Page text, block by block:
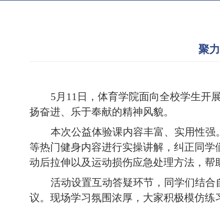
聚
5月11日 ，体育学院面向全校学生开
扬奋进、乐于奉献的精神风貌。
本次公益体验课内容丰富、实用性
等热门健身内容进行实操讲解，纠正同
动后拉伸以及运动损伤应急处理方法，帮
活动设置互动答疑环节，同学们结
议。现场学习氛围浓厚，大家积极模仿